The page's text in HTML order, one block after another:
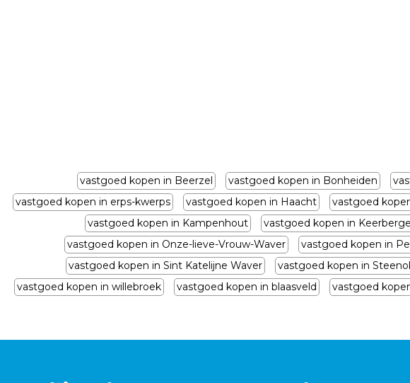
vastgoed kopen in Beerzel vastgoed kopen in Bonheiden
vastgoed kopen in erps-kwerps
vastgoed kopen in Haacht vastgoed
vastgoed kopen in Kampenhout
vastgoed kopen in
vastgoed kopen in Onze-lieve-Vrouw-Waver
vastgoed kopen in
vastgoed kopen in Sint Katelijne Waver
vastgoed kopen in
vastgoed kopen in willebroek
vastgoed kopen in blaasveld vastgoed